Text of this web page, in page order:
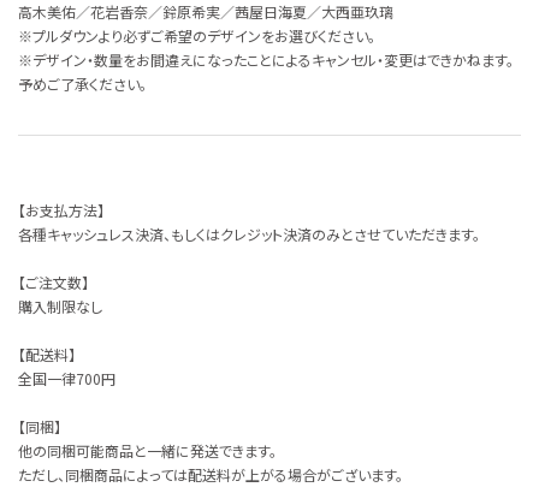
高木美佑／花岩香奈／鈴原希実／茜屋日海夏／大西亜玖璃
※プルダウンより必ずご希望のデザインをお選びください。
※デザイン・数量をお間違えになったことによるキャンセル・変更はできかねます。
予めご了承ください。
【お支払方法】
各種キャッシュレス決済、もしくはクレジット決済のみとさせていただきます。
【ご注文数】
購入制限なし
【配送料】
全国一律700円
【同梱】
他の同梱可能商品と一緒に発送できます。
ただし、同梱商品によっては配送料が上がる場合がございます。